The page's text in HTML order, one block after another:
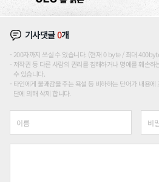
기사댓글0개
200자까지 쓰실 수 있습니다. (현재 0 byte / 최대
저작권 등 다른 사람의 권리를 침해하거나 명예를 훼손
수 있습니다.
타인에게 불쾌감을 주는 욕설 등 비하하는 단어가 내용
단에 의해 삭제 합니다.